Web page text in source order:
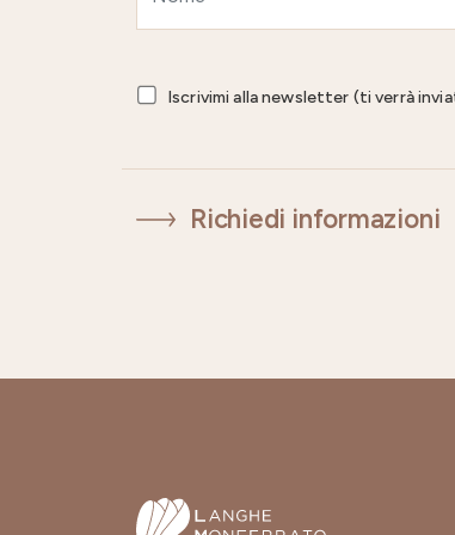
Iscrivimi alla newsletter (ti verrà
Richiedi informazioni